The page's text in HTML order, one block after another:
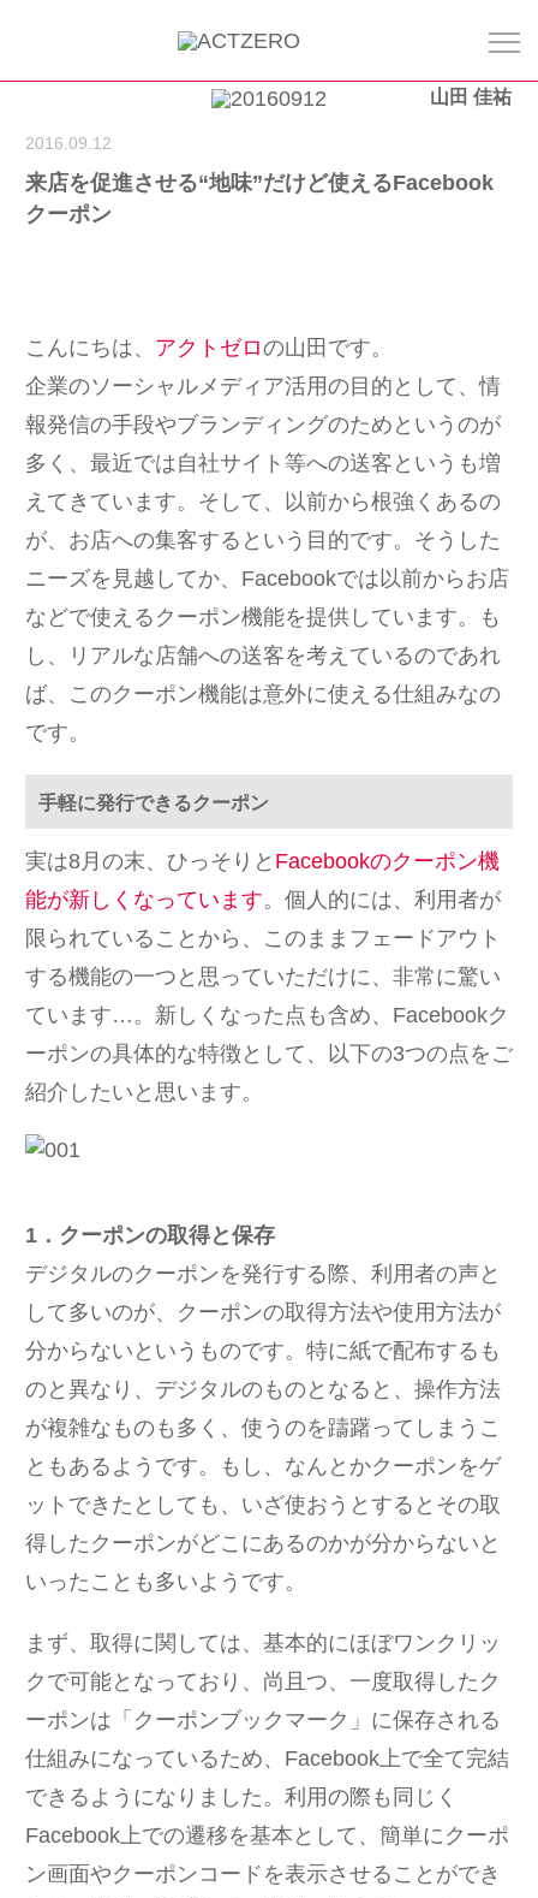
山田 佳祐
2016.09.12
来店を促進させる“地味”だけど使えるFacebook
クーポン
こんにちは、 アクトゼロの山田です。
企業のソーシャルメディア活用の目的として、情
報発信の手段やブランディングのためというのが
多く、最近では自社サイト等への送客というも増
えてきています。そして、以前から根強くあるの
が、お店への集客するという目的です。そうした
ニーズを見越してか、Facebookでは以前からお店
などで使えるクーポン機能を提供しています。も
し、リアルな店舗への送客を考えているのであれ
ば、このクーポン機能は意外に使える仕組みなの
です。
手軽に発行できるクーポン
実は8月の末、ひっそりと Facebookのクーポン機
能が新しくなっています。個人的には、利用者が
限られていることから、このままフェードアウト
する機能の一つと思っていただけに、非常に驚い
ています…。新しくなった点も含め、Facebookク
ーポンの具体的な特徴として、以下の3つの点をご
紹介したいと思います。
1．クーポンの取得と保存
デジタルのクーポンを発行する際、利用者の声と
して多いのが、クーポンの取得方法や使用方法が
分からないというものです。特に紙で配布するも
のと異なり、デジタルのものとなると、操作方法
が複雑なものも多く、使うのを躊躇ってしまうこ
ともあるようです。もし、なんとかクーポンをゲ
ットできたとしても、いざ使おうとするとその取
得したクーポンがどこにあるのかが分からないと
いったことも多いようです。
まず、取得に関しては、基本的にほぼワンクリッ
クで可能となっており、尚且つ、一度取得したク
ーポンは「クーポンブックマーク」に保存される
仕組みになっているため、Facebook上で全て完結
できるようになりました。利用の際も同じく
Facebook上での遷移を基本として、簡単にクーポ
ン画面やクーポンコードを表示させることができ